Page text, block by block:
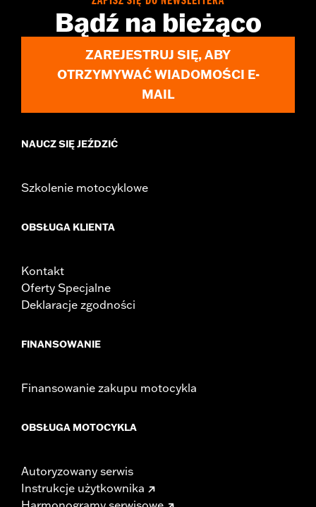
Bądź na bieżąco
ZAREJESTRUJ SIĘ, ABY
OTRZYMYWAĆ WIADOMOŚCI E-
MAIL
NAUCZ SIĘ JEŹDZIĆ
Szkolenie motocyklowe
OBSŁUGA KLIENTA
Kontakt
Oferty Specjalne
Deklaracje zgodności
FINANSOWANIE
Finansowanie zakupu motocykla
OBSŁUGA MOTOCYKLA
Autoryzowany serwis
Instrukcje użytkownika